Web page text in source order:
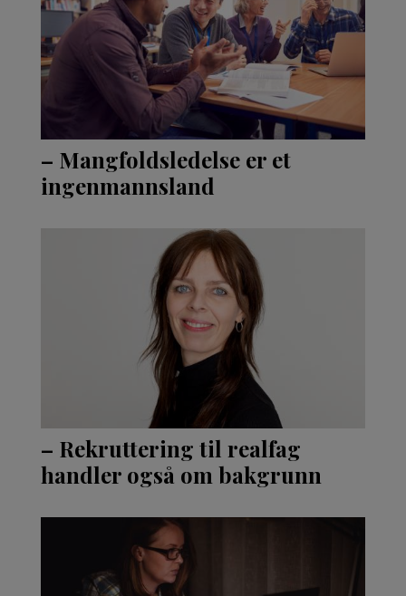
– Mangfoldsledelse er et
ingenmannsland
– Rekruttering til realfag
handler også om bakgrunn